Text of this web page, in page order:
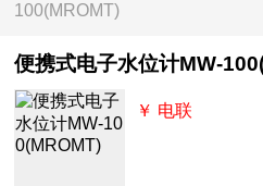
100(MROMT)
便携式电子水位计MW-
￥ 电联